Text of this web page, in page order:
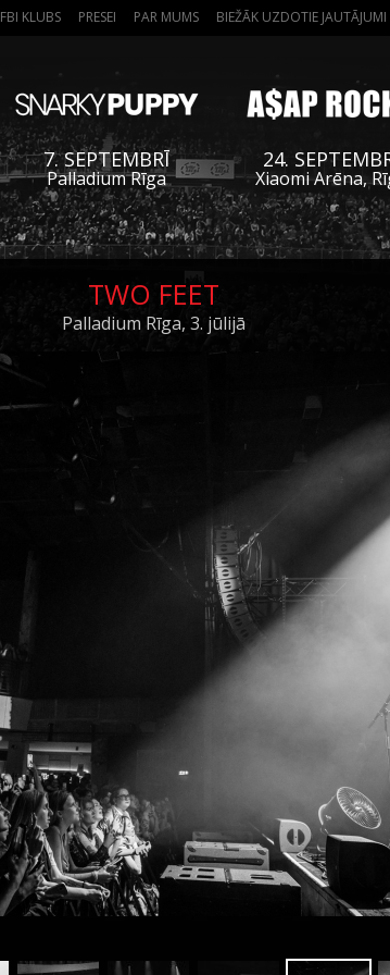
FBI KLUBS PRESEI PAR MUMS BIEŽĀK UZDOTIE JAUTĀJUMI
7. SEPTEMBRĪ
Palladium Rīga
24.
Xiaomi Arēna,
TWO FEET
Palladium Rīga, 3. jūlijā